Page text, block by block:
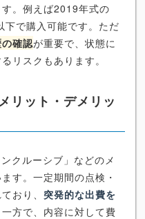
。例えば2019年式の
で購入可能です。ただ
確認が重要で、状態に
リスクもあります。
リット・デメリッ
クルーシブ」などのメ
す。一定期間の点検・
おり、 突発的な出費を
方で、内容に対して費